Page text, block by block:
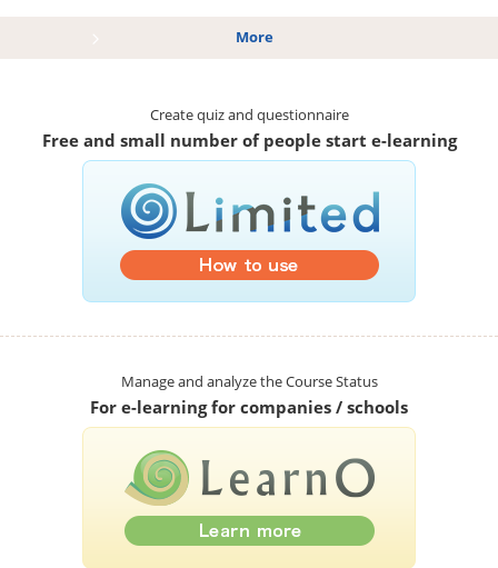
More
Create quiz and questionnaire
Free and small number of people start e-learning
Manage and analyze the Course Status
For e-learning for companies / schools